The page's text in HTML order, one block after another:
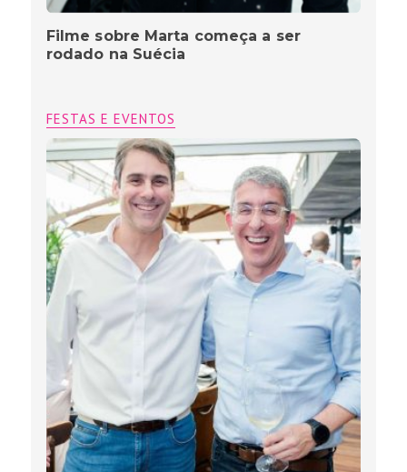
Filme sobre Marta começa a ser
rodado na Suécia
FESTAS E EVENTOS